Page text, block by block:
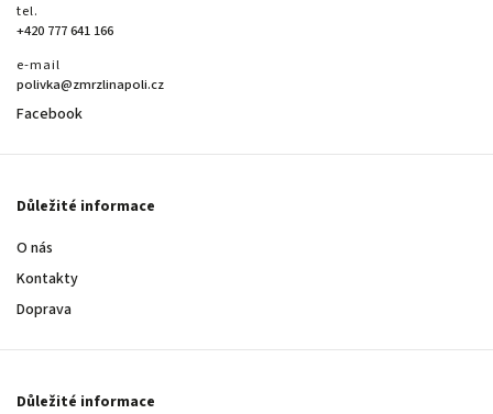
tel.
+420 777 641 166
e-mail
polivka@zmrzlinapoli.cz
Facebook
Důležité informace
O nás
Kontakty
Doprava
Důležité informace